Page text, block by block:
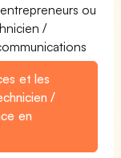
ou
/
et les
/
en